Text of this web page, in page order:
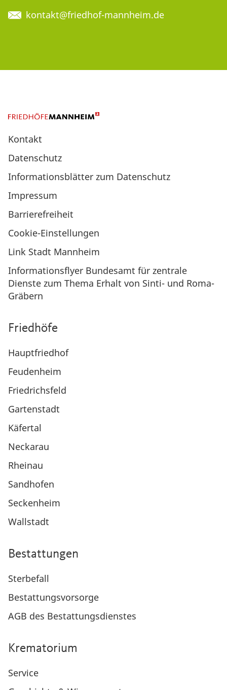
kontakt@friedhof-mannheim.de
Kontakt
Datenschutz
Informationsblätter zum Datenschutz
Impressum
Barrierefreiheit
Cookie-Einstellungen
Link Stadt Mannheim
Informationsflyer Bundesamt für zentrale
Dienste zum Thema Erhalt von Sinti- und Roma-
Gräbern
Friedhöfe
Hauptfriedhof
Feudenheim
Friedrichsfeld
Gartenstadt
Käfertal
Neckarau
Rheinau
Sandhofen
Seckenheim
Wallstadt
Bestattungen
Sterbefall
Bestattungsvorsorge
AGB des Bestattungsdienstes
Krematorium
Service